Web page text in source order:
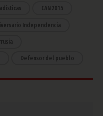
CAN 2015
Independencia
Defensor del pueblo